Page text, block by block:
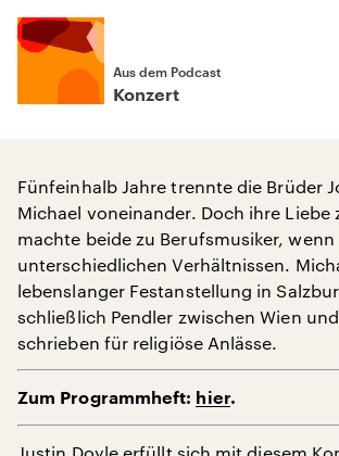
Aus dem Podcast
Konzert
Fünfeinhalb Jahre trennte die Brüder
Michael voneinander. Doch ihre Liebe
machte beide zu Berufsmusiker,
unterschiedlichen Verhältnissen.
lebenslanger Festanstellung in
schließlich Pendler zwischen Wien
schrieben für religiöse Anlässe.
Zum Programmheft: hier.